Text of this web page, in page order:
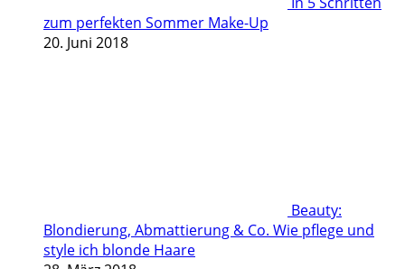
zum perfekten Sommer Make-Up
20. Juni 2018
Beauty:
Blondierung, Abmattierung & Co. Wie pflege und
style ich blonde Haare